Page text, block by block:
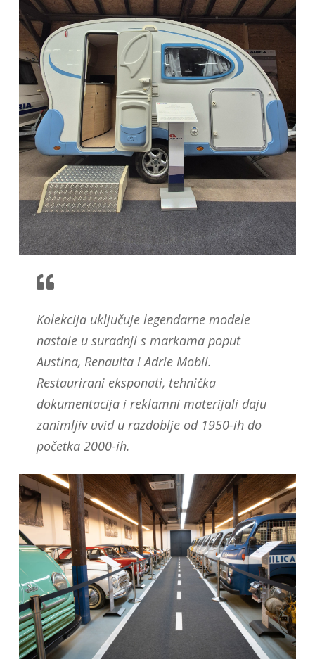
Kolekcija uključuje legendarne modele
nastale u suradnji s markama poput
Austina, Renaulta i Adrie Mobil.
Restaurirani eksponati, tehnička
dokumentacija i reklamni materijali daju
zanimljiv uvid u razdoblje od 1950-ih do
početka 2000-ih.